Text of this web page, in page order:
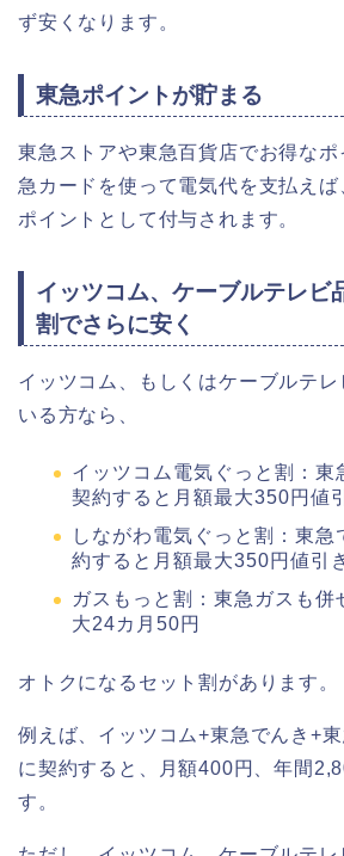
ず安くなります。
東急ポイントが貯まる
東急ストアや東急百貨店でお得な
急カードを使って電気代を支払え
ポイントとして付与されます。
イッツコム、ケーブルテレビ
割でさらに安く
イッツコム、もしくはケーブルテレ
いる方なら、
イッツコム電気ぐっと割：東
契約すると月額最大350円値
しながわ電気ぐっと割：東急
約すると月額最大350円値引
ガスもっと割：東急ガスも併
大24カ月50円
オトクになるセット割があります。
例えば、イッツコム+東急でんき+
に契約すると、月額400円、年間
す。